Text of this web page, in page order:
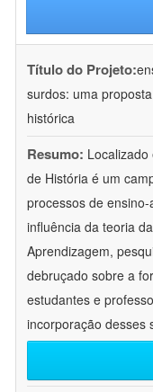
Título do Projeto:
surdos: uma
histórica
Resumo:
de História é um
processos de
influência da teoria
Aprendizagem,
debruçado sobre a
estudantes e
incorporação desses